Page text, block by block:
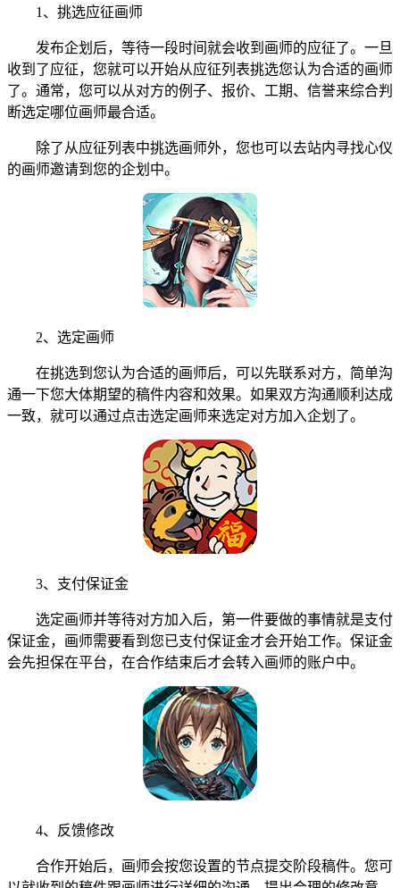
1、挑选应征画师
发布企划后，等待一段时间就会收到画师的应征了。一旦
收到了应征，您就可以开始从应征列表挑选您认为合适的画师
了。通常，您可以从对方的例子、报价、工期、信誉来综合判
断选定哪位画师最合适。
除了从应征列表中挑选画师外，您也可以去站内寻找心仪
的画师邀请到您的企划中。
2、选定画师
在挑选到您认为合适的画师后，可以先联系对方，简单沟
通一下您大体期望的稿件内容和效果。如果双方沟通顺利达成
一致，就可以通过点击选定画师来选定对方加入企划了。
3、支付保证金
选定画师并等待对方加入后，第一件要做的事情就是支付
保证金，画师需要看到您已支付保证金才会开始工作。保证金
会先担保在平台，在合作结束后才会转入画师的账户中。
4、反馈修改
合作开始后，画师会按您设置的节点提交阶段稿件。您可